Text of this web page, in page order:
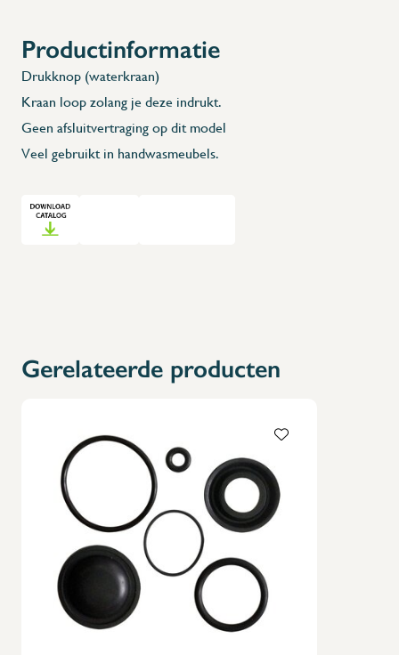
Productinformatie
Drukknop (waterkraan)
Kraan loop zolang je deze indrukt.
Geen afsluitvertraging op dit model
Veel gebruikt in handwasmeubels.
Gerelateerde producten